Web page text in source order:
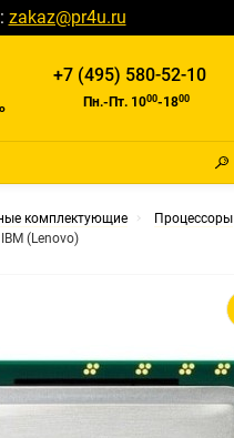
zakaz@pr4u.ru
+7 (495) 580-52-10
Пн.-Пт. 1000-1800
комплектующие
Процессоры
(Lenovo)